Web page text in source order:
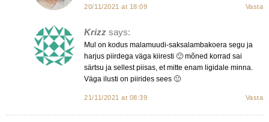
20/11/2021 at 18:09 Vasta
Krizz says:
Mul on kodus malamuudi-saksalambakoera segu ja
harjus piirdega väga kiiresti 🙂 mõned korrad sai
särtsu ja sellest piisas, et mitte enam ligidale minna.
Väga ilusti on piirides sees 🙂
21/11/2021 at 08:39 Vasta